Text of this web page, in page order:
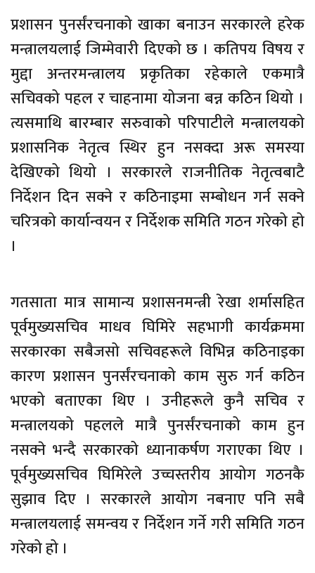
प्रशासन पुनर्संरचनाको खाका बनाउन सरकारले हरेक
मन्त्रालयलाई जिम्मेवारी दिएको छ । कतिपय विषय र
मुद्दा अन्तरमन्त्रालय प्रकृतिका रहेकाले एकमात्रै
सचिवको पहल र चाहनामा योजना बन्न कठिन थियो ।
त्यसमाथि बारम्बार सरुवाको परिपाटीले मन्त्रालयको
प्रशासनिक नेतृत्व स्थिर हुन नसक्दा अरू समस्या
देखिएको थियो । सरकारले राजनीतिक नेतृत्वबाटै
निर्देशन दिन सक्ने र कठिनाइमा सम्बोधन गर्न सक्ने
चरित्रको कार्यान्वयन र निर्देशक समिति गठन गरेको हो
।
गतसाता मात्र सामान्य प्रशासनमन्त्री रेखा शर्मासहित
पूर्वमुख्यसचिव माधव घिमिरे सहभागी कार्यक्रममा
सरकारका सबैजसो सचिवहरूले विभिन्न कठिनाइका
कारण प्रशासन पुनर्संरचनाको काम सुरु गर्न कठिन
भएको बताएका थिए । उनीहरूले कुनै सचिव र
मन्त्रालयको पहलले मात्रै पुनर्संरचनाको काम हुन
नसक्ने भन्दै सरकारको ध्यानाकर्षण गराएका थिए ।
पूर्वमुख्यसचिव घिमिरेले उच्चस्तरीय आयोग गठनकै
सुझाव दिए । सरकारले आयोग नबनाए पनि सबै
मन्त्रालयलाई समन्वय र निर्देशन गर्ने गरी समिति गठन
गरेको हो ।